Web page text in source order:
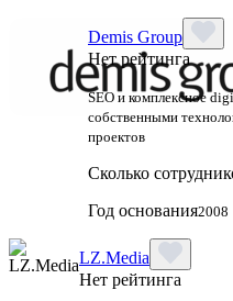
Demis Group
Нет рейтинга
SEO и комплексное
собственными
проектов
Сколько
Год основания2008
LZ.Media
Нет рейтинга